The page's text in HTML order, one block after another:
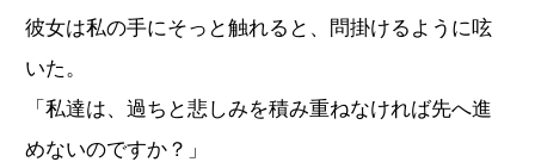
彼女は私の手にそっと触れると、問掛けるように呟
いた。
「私達は、過ちと悲しみを積み重ねなければ先へ進
めないのですか？」